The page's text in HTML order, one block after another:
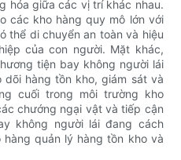
hóa giữa các vị trí khác nhau.
các kho hàng quy mô lớn với
thể di chuyển an toàn và hiệu
của con người. Mặt khác,
tiện bay không người lái
hàng tồn kho, giám sát và
cuối trong môi trường kho
chướng ngại vật và tiếp cận
không người lái đang cách
quản lý hàng tồn kho và